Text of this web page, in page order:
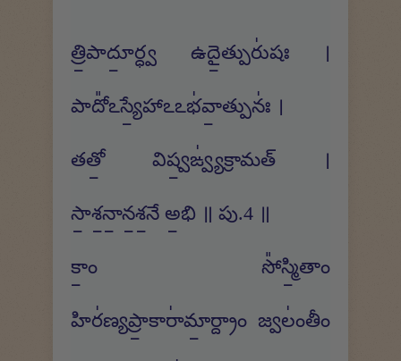
త్రి॒పాదూ॒ర్ధ్వ ఉదై॒త్పురు॑షః ।
పాదో᳚ఽస్యే॒హాఽఽభ॑వా॒త్పునః॑ ।
తతో॒ విష్వ॒ఙ్వ్య॑క్రామత్ ।
సా॒శ॒నా॒న॒శ॒నే అ॒భి ॥ పు.4 ॥
కాం॒ సో᳚స్మి॒తాం
హిర॑ణ్యప్రా॒కారా॑మా॒ర్ద్రాం జ్వలం॑తీం